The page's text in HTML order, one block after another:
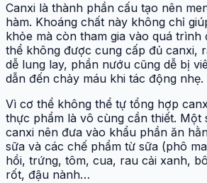
Canxi là thành phần cấu tạo nên
hàm. Khoáng chất này không chỉ
khỏe mà còn tham gia vào quá trình
thể không được cung cấp đủ canxi,
dễ lung lay, phần nướu cũng dễ bị
dẫn đến chảy máu khi tác động nhẹ.
Vì cơ thể không thể tự tổng hợp
thực phẩm là vô cùng cần thiết. Một
canxi nên đưa vào khẩu phần ăn
sữa và các chế phẩm từ sữa (phô
hồi, trứng, tôm, cua, rau cải xanh,
rốt, đậu nành…